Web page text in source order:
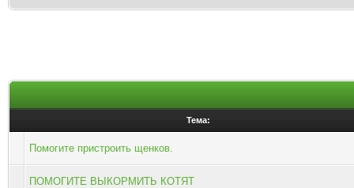
Тема:
Помогите пристроить щенков.
ПОМОГИТЕ ВЫКОРМИТЬ КОТЯТ